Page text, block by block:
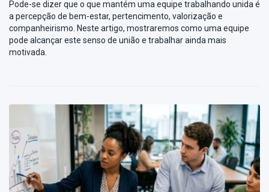
Pode-se dizer que o que mantém uma equipe trabalhando unida é
a percepção de bem-estar, pertencimento, valorização e
companheirismo. Neste artigo, mostraremos como uma equipe
pode alcançar este senso de união e trabalhar ainda mais
motivada.